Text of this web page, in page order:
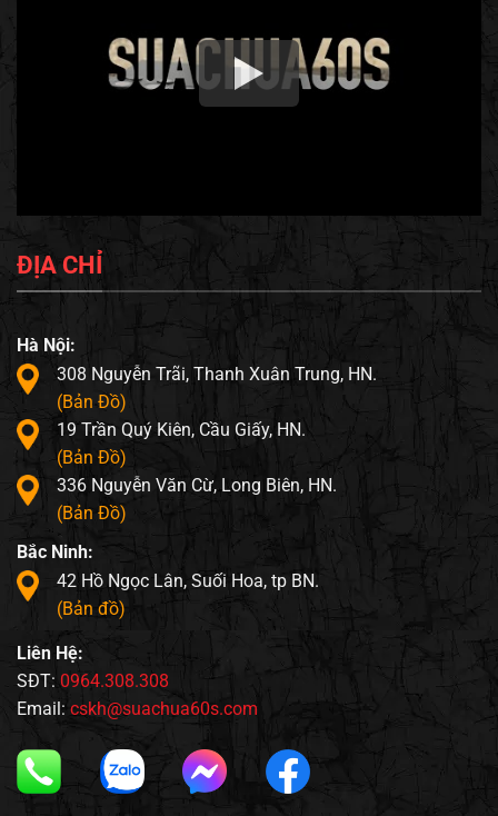
ĐỊA CHỈ
Hà Nội:
308 Nguyễn Trãi, Thanh Xuân Trung, HN.
(Bản Đồ)
19 Trần Quý Kiên, Cầu Giấy, HN.
(Bản Đồ)
336 Nguyễn Văn Cừ, Long Biên, HN.
(Bản Đồ)
Bắc Ninh:
42 Hồ Ngọc Lân, Suối Hoa, tp BN.
(Bản đồ)
Liên Hệ:
SĐT: 0964.308.308
Email: cskh@suachua60s.com